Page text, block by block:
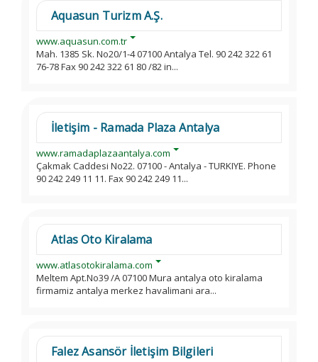
Aquasun Turizm A.Ş.
www.aquasun.com.tr
Mah. 1385 Sk. No20/1-4 07100 Antalya Tel. 90 242 322 61
76-78 Fax 90 242 322 61 80 /82 in...
İletişim - Ramada Plaza Antalya
www.ramadaplazaantalya.com
Çakmak Caddesi No22. 07100 - Antalya - TURKIYE. Phone
90 242 249 11 11. Fax 90 242 249 11...
Atlas Oto Kiralama
www.atlasotokiralama.com
Meltem Apt.No39 /A 07100 Mura antalya oto kiralama
firmamiz antalya merkez havalimani ara...
Falez Asansör İletişim Bilgileri